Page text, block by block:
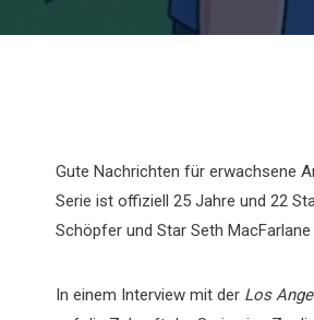
Gute Nachrichten für erwachsene
Serie ist offiziell 25 Jahre und 22
Schöpfer und Star Seth
In einem Interview mit der Los